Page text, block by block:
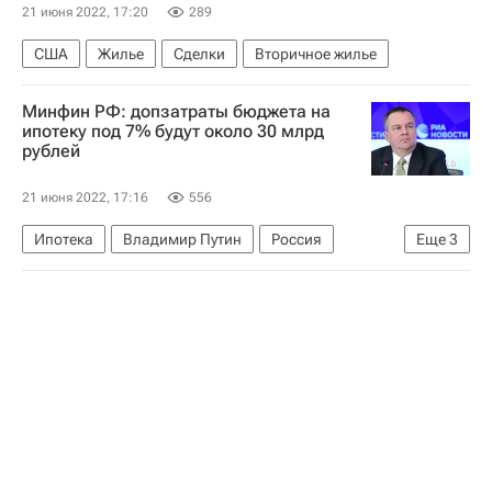
21 июня 2022, 17:20 289
США Жилье Сделки Вторичное жилье
Минфин РФ: допзатраты бюджета на
ипотеку под 7% будут около 30 млрд
рублей
21 июня 2022, 17:16 556
Еще3
Ипотека Владимир Путин
Россия
Льготная ипотека